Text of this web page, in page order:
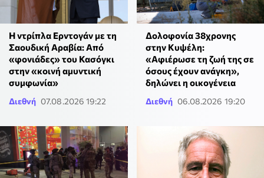
Η ντρίπλα Ερντογάν με τη
Σαουδική Αραβία: Από
«φονιάδες» του Κασόγκι
στην «κοινή αμυντική
συμφωνία»
Διεθνή 07.08.2026 19:22
Δολοφονία 38χρονης
στην Κυψέλη:
«Αφιέρωσε τη ζωή της σε
όσους έχουν ανάγκη»,
δηλώνει η οικογένεια
Διεθνή 06.08.2026 19:20